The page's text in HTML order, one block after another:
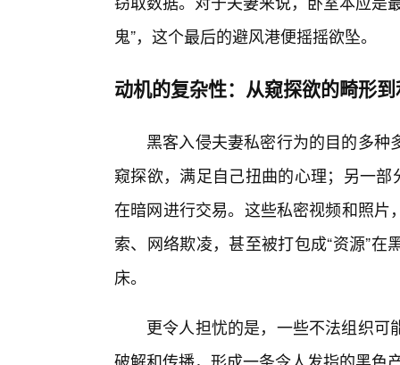
鬼”，这个最后的避风港便摇摇欲坠。
动机的复杂性：从窥探欲的畸形
黑客入侵夫妻私密行为的目的多
窥探欲，满足自己扭曲的心理；另一
在暗网进行交易。这些私密视频和照
索、网络欺凌，甚至被打包成“资源”
床。
更令人担忧的是，一些不法组织